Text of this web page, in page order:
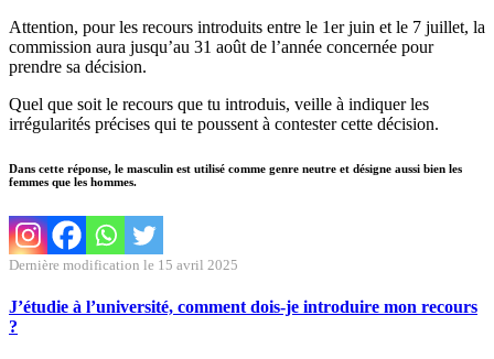
Attention, pour les recours introduits entre le 1er juin et le 7 juillet, la
commission aura jusqu’au 31 août de l’année concernée pour
prendre sa décision.
Quel que soit le recours que tu introduis, veille à indiquer les
irrégularités précises qui te poussent à contester cette décision.
Dans cette réponse, le masculin est utilisé comme genre neutre et désigne aussi bien les
femmes que les hommes.
Dernière modification le 15 avril 2025
J’étudie à l’université, comment dois-je introduire mon recours
?